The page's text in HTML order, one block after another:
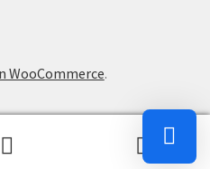
WooCommerce.